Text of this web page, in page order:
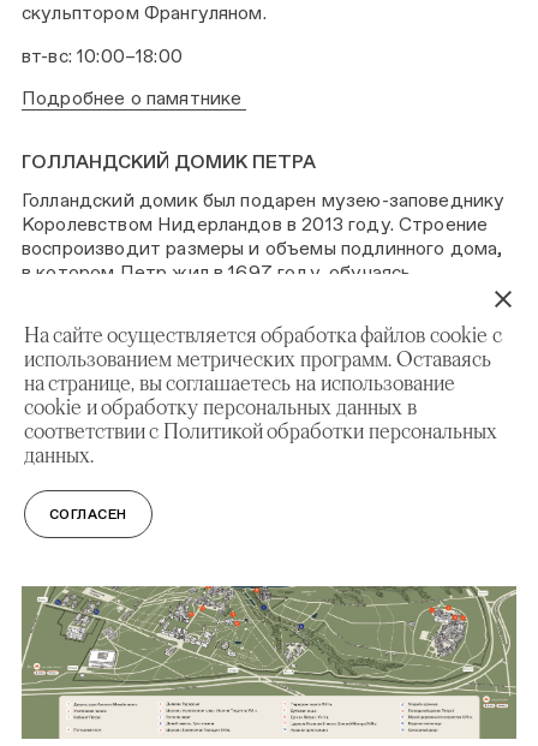
На сайте осуществляется обработка файлов cookie с
использованием метрических программ. Оставаясь
на странице, вы соглашаетесь на использование
cookie и обработку персональных данных в
соответствии с Политикой обработки персональных
данных.
СОГЛАСЕН
скульптором Франгуляном.
вт-вс: 10:00–18:00
Подробнее о памятнике
ГОЛЛАНДСКИЙ ДОМИК ПЕТРА
Голландский домик был подарен музею-заповеднику
Королевством Нидерландов в 2013 году. Строение
воспроизводит размеры и объемы подлинного дома,
в котором Петр жил в 1697 году, обучаясь
планировка и оформление интерьеров. Сейчас в
Голландском Домике размещена экспозиция, которая
рассказывает об истории Великого посольства –
дипломатической миссии России в Западную Европу,
предпринятой Петром I в 1697-98 гг.
вт-вс: 10:00–18:00
Подробнее об экспозиции